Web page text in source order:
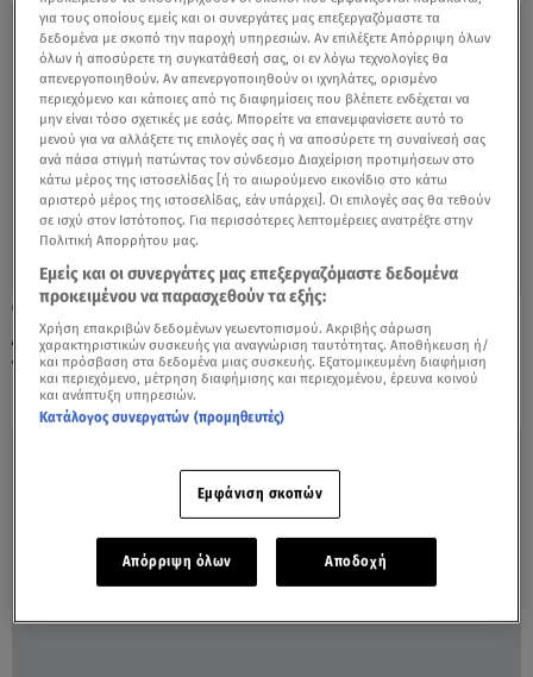
11.12.19, 16:54
Δυστύχημα Συγγρού: Εντοπίστηκε το τζιπ
που παρέσυρε τον μοτοσυκλετιστή
για τους οποίους εμείς και οι συνεργάτες μας επεξεργαζόμαστε τα
δεδομένα με σκοπό την παροχή υπηρεσιών. Αν επιλέξετε Απόρριψη όλων
όλων ή αποσύρετε τη συγκατάθεσή σας, οι εν λόγω τεχνολογίες θα
απενεργοποιηθούν. Αν απενεργοποιηθούν οι ιχνηλάτες, ορισμένο
περιεχόμενο και κάποιες από τις διαφημίσεις που βλέπετε ενδέχεται να
μην είναι τόσο σχετικές με εσάς. Μπορείτε να επανεμφανίσετε αυτό το
μενού για να αλλάξετε τις επιλογές σας ή να αποσύρετε τη συναίνεσή σας
ανά πάσα στιγμή πατώντας τον σύνδεσμο Διαχείριση προτιμήσεων στο
κάτω μέρος της ιστοσελίδας [ή το αιωρούμενο εικονίδιο στο κάτω
αριστερό μέρος της ιστοσελίδας, εάν υπάρχει]. Οι επιλογές σας θα τεθούν
σε ισχύ στον Ιστότοπος. Για περισσότερες λεπτομέρειες ανατρέξτε στην
Πολιτική Απορρήτου μας.
Εμείς και οι συνεργάτες μας επεξεργαζόμαστε δεδομένα
προκειμένου να παρασχεθούν τα εξής:
Χρήση επακριβών δεδομένων γεωεντοπισμού. Ακριβής σάρωση
χαρακτηριστικών συσκευής για αναγνώριση ταυτότητας. Αποθήκευση ή/
και πρόσβαση στα δεδομένα μιας συσκευής. Εξατομικευμένη διαφήμιση
και περιεχόμενο, μέτρηση διαφήμισης και περιεχομένου, έρευνα κοινού
και ανάπτυξη υπηρεσιών.
Κατάλογος συνεργατών (προμηθευτές)
Εμφάνιση σκοπών
Απόρριψη όλων Αποδοχή